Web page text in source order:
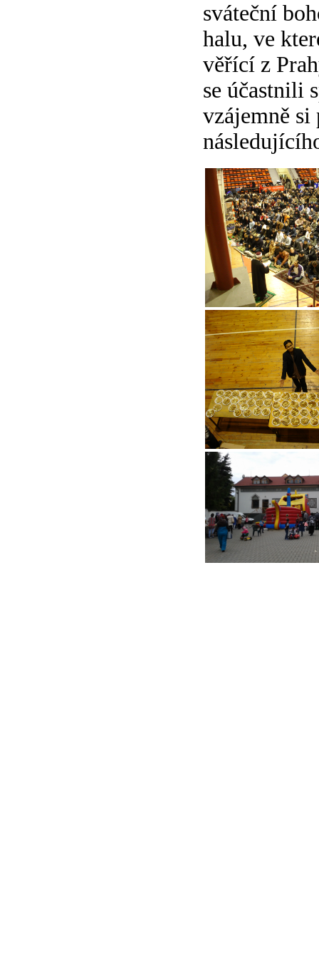
sváteční
halu, ve
věřící z
se účastnili
vzájemně si